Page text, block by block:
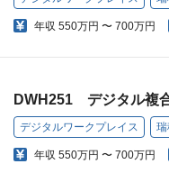
年収 550万円 〜 700万円
DWH251 デジタル複
デジタルワークプレイス 瑞
年収 550万円 〜 700万円